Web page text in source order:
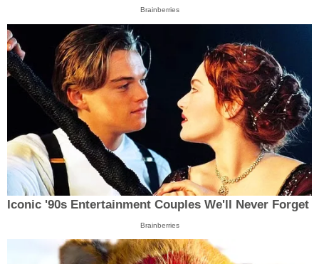
Brainberries
Iconic '90s Entertainment Couples We'll Never Forget
Brainberries